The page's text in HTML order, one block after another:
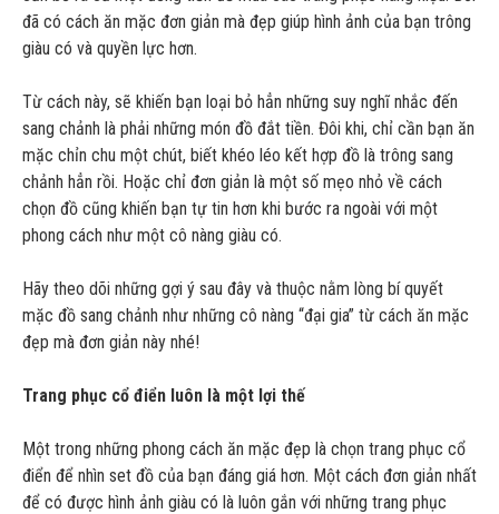
đã có cách ăn mặc đơn giản mà đẹp giúp hình ảnh của bạn trông
giàu có và quyền lực hơn.
Từ cách này, sẽ khiến bạn loại bỏ hẳn những suy nghĩ nhắc đến
sang chảnh là phải những món đồ đắt tiền. Đôi khi, chỉ cần bạn ăn
mặc chỉn chu một chút, biết khéo léo kết hợp đồ là trông sang
chảnh hẳn rồi. Hoặc chỉ đơn giản là một số mẹo nhỏ về cách
chọn đồ cũng khiến bạn tự tin hơn khi bước ra ngoài với một
phong cách như một cô nàng giàu có.
Hãy theo dõi những gợi ý sau đây và thuộc nằm lòng bí quyết
mặc đồ sang chảnh như những cô nàng “đại gia” từ cách ăn mặc
đẹp mà đơn giản này nhé!
Trang phục cổ điển luôn là một lợi thế
Một trong những phong cách ăn mặc đẹp là chọn trang phục cổ
điển để nhìn set đồ của bạn đáng giá hơn. Một cách đơn giản nhất
để có được hình ảnh giàu có là luôn gắn với những trang phục